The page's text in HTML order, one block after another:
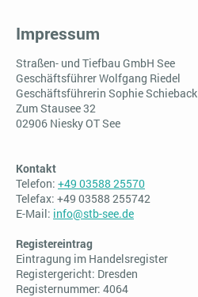
Impressum
Straßen- und Tiefbau GmbH See
Geschäftsführer Wolfgang Riedel
Geschäftsführerin Sophie Schieback
Zum Stausee 32
02906 Niesky OT See
Kontakt
Telefon: +49 03588 25570
Telefax: +49 03588 255742
E-Mail: info@stb-see.de
Registereintrag
Eintragung im Handelsregister
Registergericht: Dresden
Registernummer: 4064